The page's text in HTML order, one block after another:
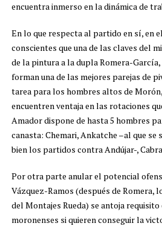
encuentra inmerso en la dinámica de
En lo que respecta al partido en sí, en
conscientes que una de las claves del
de la pintura a la dupla Romera-García,
forman una de las mejores parejas de
tarea para los hombres altos de
encuentren ventaja en las rotaciones
Amador dispone de hasta 5 hombres
canasta: Chemari, Ankatche –al que se
bien los partidos contra Andújar-,
Por otra parte anular el potencial
Vázquez-Ramos (después de Romera,
del Montajes Rueda) se antoja
moronenses si quieren conseguir la